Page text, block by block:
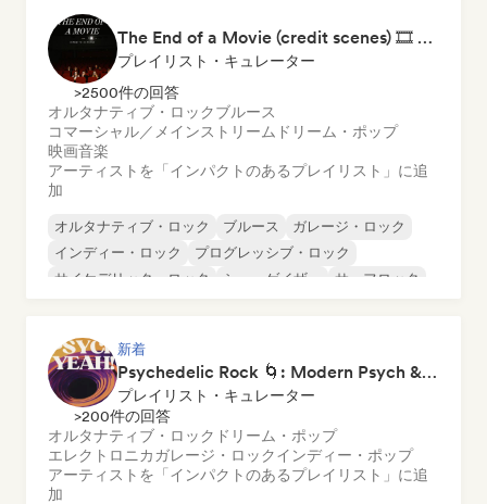
The End of a Movie (credit scenes) 🎞️ Cinematic Dream Pop & Bedroom Indie
プレイリスト・キュレーター
>2500件の回答
オルタナティブ・ロックブルース
コマーシャル／メインストリーム ドリーム・ポップ
映画音楽
アーティストを「インパクトのあるプレイリスト」に追
加
オルタナティブ・ロック ブルース
ガレージ・ロック
インディー・ロック
プログレッシブ・ロック
サイケデリック・ロック
シューゲイザー サーフロック
新着
Psychedelic Rock 🌀: Modern Psych & Turkish Vibes
プレイリスト・キュレーター
>200件の回答
オルタナティブ・ロック ドリーム・ポップ
エレクトロニカガレージ・ロックインディー・ポップ
アーティストを「インパクトのあるプレイリスト」に追
加